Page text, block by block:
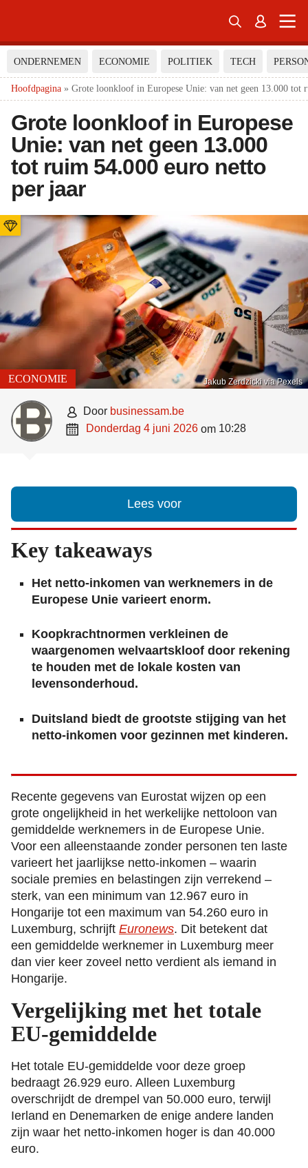
 
ONDERNEMEN ECONOMIE POLITIEK TECH
Hoofdpagina » Grote loonkloof in Europese Unie: van net geen 13.000 tot
Grote loonkloof in Europese
Unie: van net geen 13.000
tot ruim 54.000 euro netto
per jaar
Jakub Zerdzicki via Pexels
ECONOMIE
 door businessam.be
 donderdag 4 juni 2026 om 10:28
Lees voor
Key takeaways
Het netto-inkomen van werknemers in de
Europese Unie varieert enorm.
Koopkrachtnormen verkleinen de
waargenomen welvaartskloof door rekening
te houden met de lokale kosten van
levensonderhoud.
Duitsland biedt de grootste stijging van het
netto-inkomen voor gezinnen met kinderen.
Recente gegevens van Eurostat wijzen op een
grote ongelijkheid in het werkelijke nettoloon van
gemiddelde werknemers in de Europese Unie.
Voor een alleenstaande zonder personen ten laste
varieert het jaarlijkse netto-inkomen – waarin
sociale premies en belastingen zijn verrekend –
sterk, van een minimum van 12.967 euro in
Hongarije tot een maximum van 54.260 euro in
Luxemburg, schrijft Euronews. Dit betekent dat
een gemiddelde werknemer in Luxemburg meer
dan vier keer zoveel netto verdient als iemand in
Hongarije.
Vergelijking met het totale
EU-gemiddelde
Het totale EU-gemiddelde voor deze groep
bedraagt 26.929 euro. Alleen Luxemburg
overschrijdt de drempel van 50.000 euro, terwijl
Ierland en Denemarken de enige andere landen
zijn waar het netto-inkomen hoger is dan 40.000
euro.